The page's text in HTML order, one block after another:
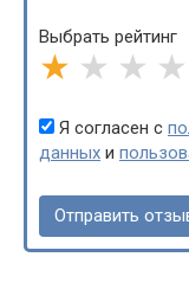
Выбрать рейтинг
★ ★ ★ ★
Я согласен с
данных и